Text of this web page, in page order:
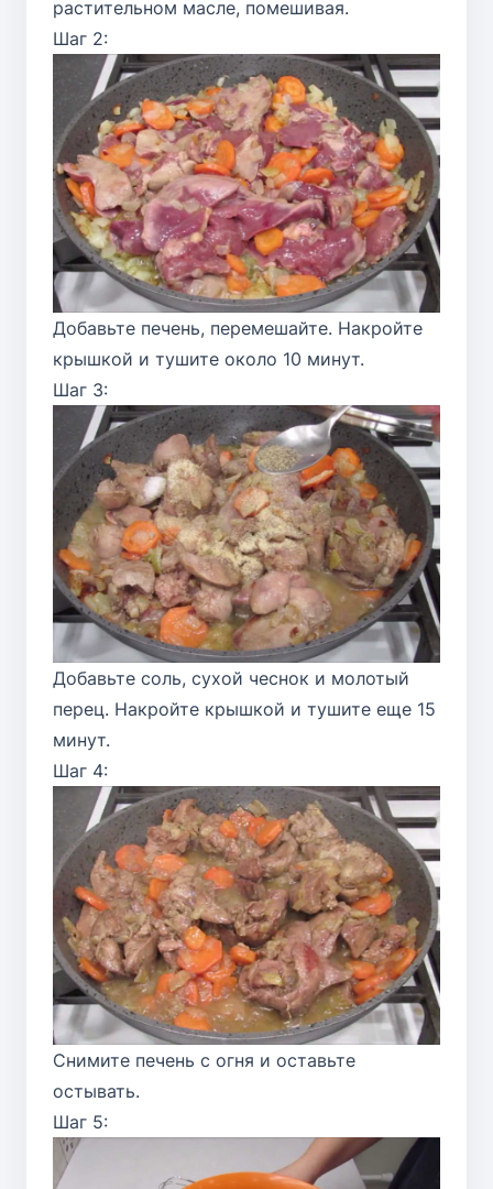
растительном масле, помешивая.
Шаг 2:
Добавьте печень, перемешайте. Накройте
крышкой и тушите около 10 минут.
Шаг 3:
Добавьте соль, сухой чеснок и молотый
перец. Накройте крышкой и тушите еще 15
минут.
Шаг 4:
Снимите печень с огня и оставьте
остывать.
Шаг 5: